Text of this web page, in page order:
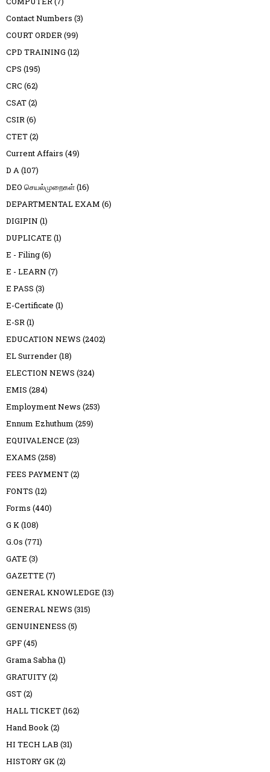
Contact Numbers (3)
COURT ORDER(99)
CPD TRAINING (12)
CPS (195)
CRC (62)
CSAT(2)
CSIR(6)
CTET(2)
Current Affairs (49)
D A(107)
DEO செயல்முறைகள்(16)
DEPARTMENTAL EXAM (6)
DIGIPIN (1)
DUPLICATE (1)
E - Filing(6)
E - LEARN (7)
E PASS (3)
E-Certificate (1)
E-SR(1)
EDUCATION NEWS (2402)
EL Surrender(18)
ELECTION NEWS (324)
EMIS (284)
Employment News (253)
Ennum Ezhuthum (259)
EQUIVALENCE (23)
EXAMS (258)
FEES PAYMENT(2)
FONTS (12)
Forms (440)
G K(108)
G.Os (771)
GATE (3)
GAZETTE (7)
GENERAL KNOWLEDGE (13)
GENERAL NEWS (315)
GENUINENESS (5)
GPF(45)
Grama Sabha(1)
GRATUITY(2)
GST(2)
HALL TICKET(162)
Hand Book(2)
HI TECH LAB (31)
HISTORY GK(2)